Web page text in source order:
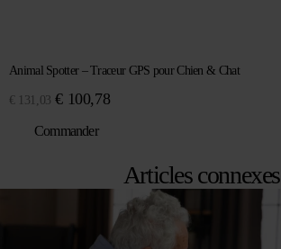
Animal Spotter – Traceur GPS pour Chien & Chat
€ 131,03 Le
initial
€ 100,78Le
€ 100,78.
Commander
Articles connexes